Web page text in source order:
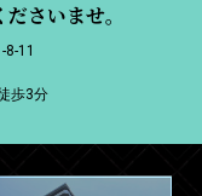
さいませ。
11
歩3分